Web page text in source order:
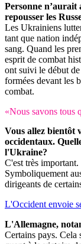
Personne n’aurait
repousser les
Les Ukrainiens
tant que nation
sang. Quand les
esprit de combat
ont suivi le début
formées devant les
combat.
«Nous savons tous
Vous allez bientôt
occidentaux.
l'Ukraine?
C'est très
Symboliquement
dirigeants de
L'Occident envoie
L'Allemagne,
Certains pays.